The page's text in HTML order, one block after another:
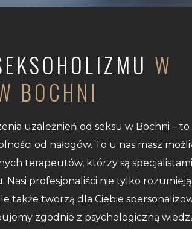
W
BOCHNI
uzależnień od seksu w Bochni –
od nałogów. To u nas masz
terapeutów, którzy są specjalistami
Nasi profesjonaliści nie tylko
także tworzą dla Ciebie
zgodnie z psychologiczną